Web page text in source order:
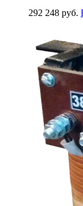
292 248 руб.